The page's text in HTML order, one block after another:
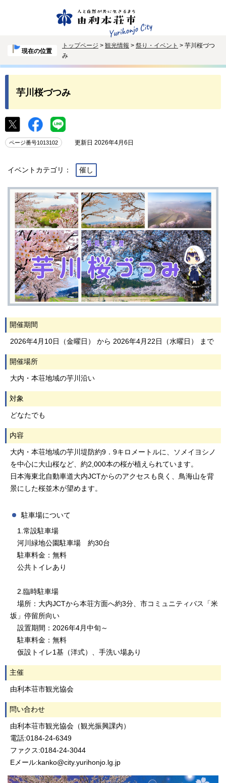
現在の位置
トップページ > 観光情報 > 祭り・イベント > 芋川桜づつ
み
芋川桜づつみ
ページ番号1013102 更新日 2026年4月6日
イベントカテゴリ： 催し
開催期間
2026年4月10日（金曜日） から 2026年4月22日（水曜日） まで
開催場所
大内・本荘地域の芋川沿い
対象
どなたでも
内容
大内・本荘地域の芋川堤防約9．9キロメートルに、ソメイヨシノ
を中心に大山桜など、約2,000本の桜が植えられています。
日本海東北自動車道大内JCTからのアクセスも良く、鳥海山を背
景にした桜並木が望めます。
駐車場について
1.常設駐車場
河川緑地公園駐車場 約30台
駐車料金：無料
公共トイレあり
2.臨時駐車場
場所：大内JCTから本荘方面へ約3分、市コミュニティバス「米
坂」停留所向い
設置期間：2026年4月中旬～
駐車料金：無料
仮設トイレ1基（洋式）、手洗い場あり
主催
由利本荘市観光協会
問い合わせ
由利本荘市観光協会（観光振興課内）
電話:0184-24-6349
ファクス:0184-24-3044
Eメール:kanko@city.yurihonjo.lg.jp